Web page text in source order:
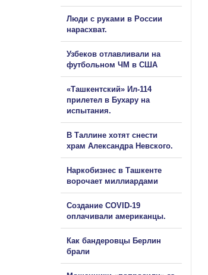
Люди с руками в России
нарасхват.
Узбеков отлавливали на
футбольном ЧМ в США
«Ташкентский» Ил-114
прилетел в Бухару на
испытания.
В Таллине хотят снести
храм Александра Невского.
Наркобизнес в Ташкенте
ворочает миллиардами
Создание COVID-19
оплачивали американцы.
Как бандеровцы Берлин
брали